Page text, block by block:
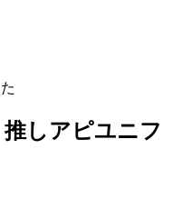
しアピユニフ